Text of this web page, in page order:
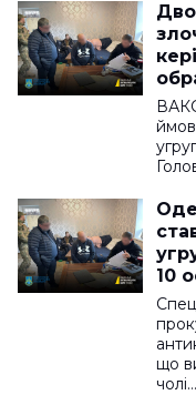
10
що
чолі…